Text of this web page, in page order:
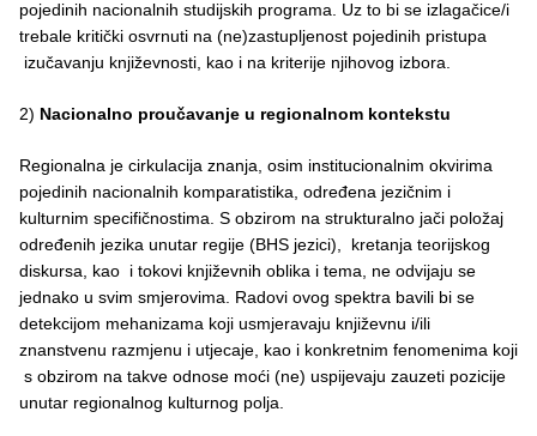
pojedinih nacionalnih studijskih programa. Uz to bi se izlagačice/i
trebale kritički osvrnuti na (ne)zastupljenost pojedinih pristupa
izučavanju književnosti, kao i na kriterije njihovog izbora.
2) Nacionalno proučavanje u regionalnom kontekstu
Regionalna je cirkulacija znanja, osim institucionalnim okvirima
pojedinih nacionalnih komparatistika, određena jezičnim i
kulturnim specifičnostima. S obzirom na strukturalno jači položaj
određenih jezika unutar regije (BHS jezici), kretanja teorijskog
diskursa, kao i tokovi književnih oblika i tema, ne odvijaju se
jednako u svim smjerovima. Radovi ovog spektra bavili bi se
detekcijom mehanizama koji usmjeravaju književnu i/ili
znanstvenu razmjenu i utjecaje, kao i konkretnim fenomenima koji
s obzirom na takve odnose moći (ne) uspijevaju zauzeti pozicije
unutar regionalnog kulturnog polja.